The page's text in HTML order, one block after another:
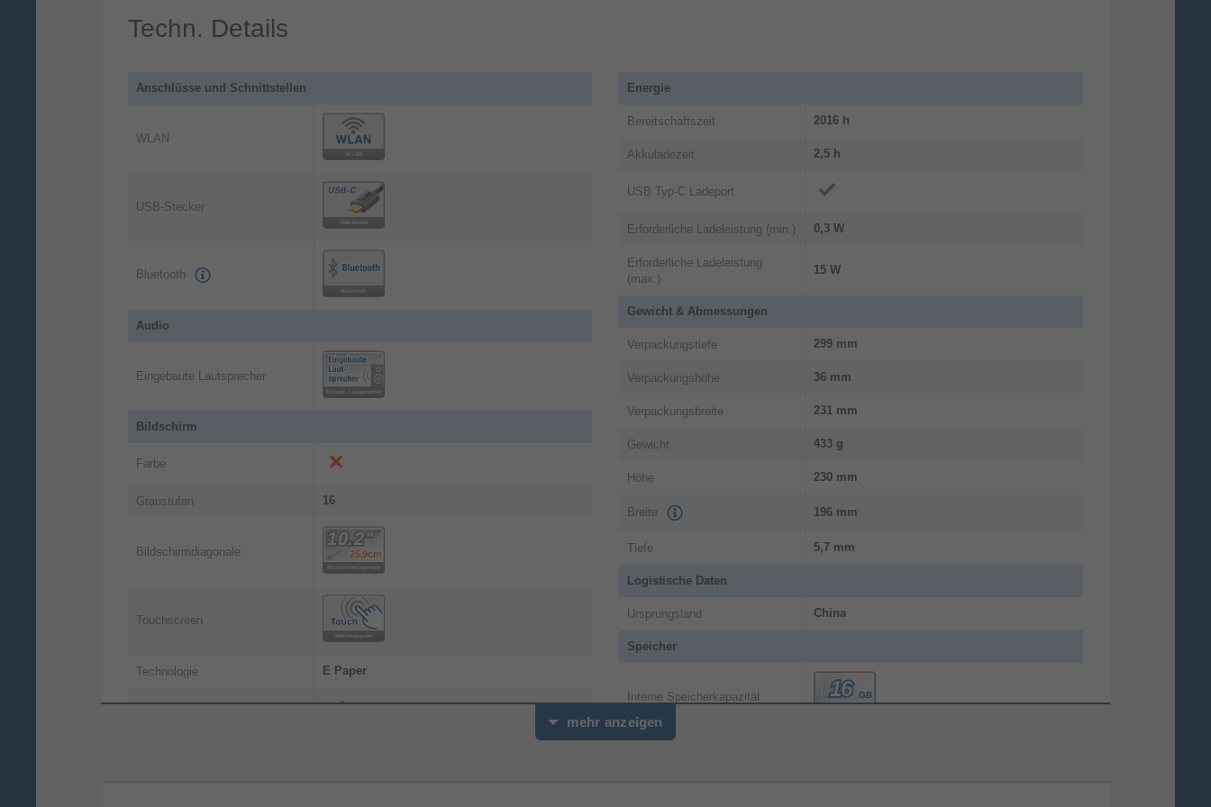
-schreiben.
Bei unseren dünnen Hüllen wird das Gerät magnetisch befestigt und nicht an einem Plastikteil angebracht. Der Premium-Eingabestift ruht
Die Austauschspitzen garantieren langfristig das richtige Schreibgefühl mit dem Premium-Eingabestift auf digitalem Papier.
Techn. Details
Anschlüsse und Schnittstellen
WLAN
USB-Stecker
Bluetooth
Audio
Eingebaute Lautsprecher
Bildschirm
Farbe
Graustufen 16
Bildschirmdiagonale
Touchscreen
Technologie E Paper
Blendfreier Bildschirm
Energie
Bereitschaftszeit 2016 h
Akkuladezeit 2,5 h
USB Typ-C Ladeport
Erforderliche Ladeleistung (min.) 0,3 W
Erforderliche Ladeleistung
(max.)
15 W
Gewicht & Abmessungen
Verpackungstiefe 299 mm
Verpackungshöhe 36 mm
Verpackungsbreite 231 mm
Gewicht 433 g
Höhe 230 mm
Breite 196 mm
Tiefe 5,7 mm
Logistische Daten
Ursprungsland China
Speicher
Interne Speicherkapazität
mehr anzeigen